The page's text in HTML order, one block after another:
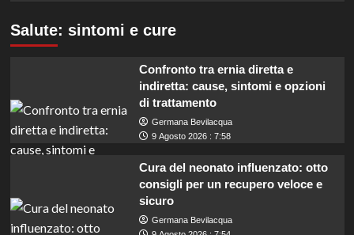
Salute: sintomi e cure
Confronto tra ernia diretta e
indiretta: cause, sintomi e opzioni
di trattamento
Germana Bevilacqua
9 Agosto 2026 : 7:58
Cura del neonato influenzato: otto
consigli per un recupero veloce e
sicuro
Germana Bevilacqua